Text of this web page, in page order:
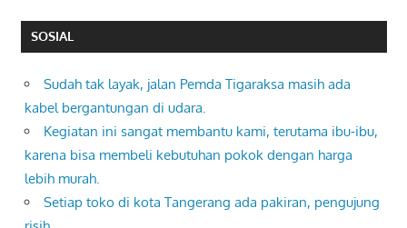
SOSIAL
Sudah tak layak, jalan Pemda Tigaraksa masih ada
kabel bergantungan di udara.
Kegiatan ini sangat membantu kami, terutama ibu-ibu,
karena bisa membeli kebutuhan pokok dengan harga
lebih murah.
Setiap toko di kota Tangerang ada pakiran, pengujung